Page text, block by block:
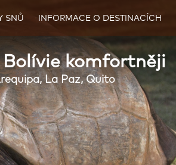
SNŮ INFORMACE O DESTINACÍCH
Bolívie komfortněji
La Paz, Quito